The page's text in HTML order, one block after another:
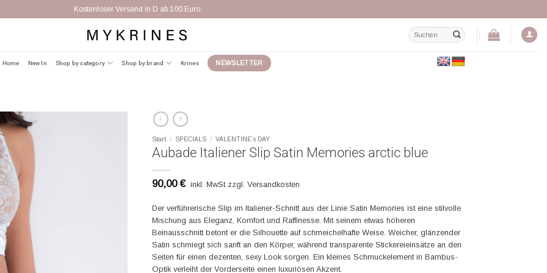
Kostenloser Versand in D ab 100 Euro
Suchen
nach:
Home New In Shop by category Shop by brand Krines NEWSLETTER
Start / SPECIALS / VALENTINE´s DAY
Aubade Italiener Slip Satin Memories arctic blue
90,00€ inkl. MwSt zzgl. Versandkosten
Der verführerische Slip im Italiener-Schnitt aus der Linie Satin Memories ist eine stilvolle
Mischung aus Eleganz, Komfort und Raffinesse. Mit seinem etwas höheren
Beinausschnitt betont er die Silhouette auf schmeichelhafte Weise. Weicher, glänzender
Satin schmiegt sich sanft an den Körper, während transparente Stickereieinsätze an den
Seiten für einen dezenten, sexy Look sorgen. Ein kleines Schmuckelement in Bambus-
Optik verleiht der Vorderseite einen luxuriösen Akzent.